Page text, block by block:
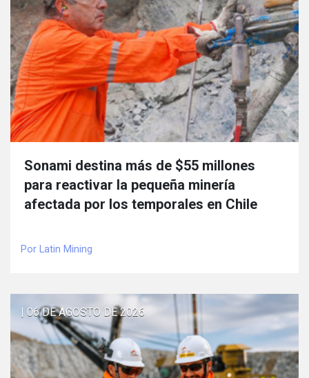
Sonami destina más de $55 millones
para reactivar la pequeña minería
afectada por los temporales en Chile
Por Latin Mining
| 06 DE AGOSTO DE 2026